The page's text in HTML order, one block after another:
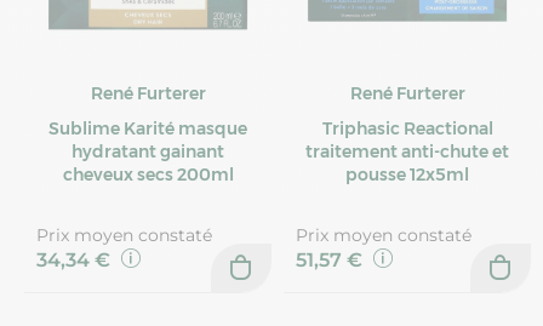
René Furterer
Sublime Karité masque
hydratant gainant
cheveux secs 200ml
Prix moyen constaté
34,34 €
René Furterer
Triphasic Reactional
traitement anti-chute et
pousse 12x5ml
Prix moyen constaté
51,57 €